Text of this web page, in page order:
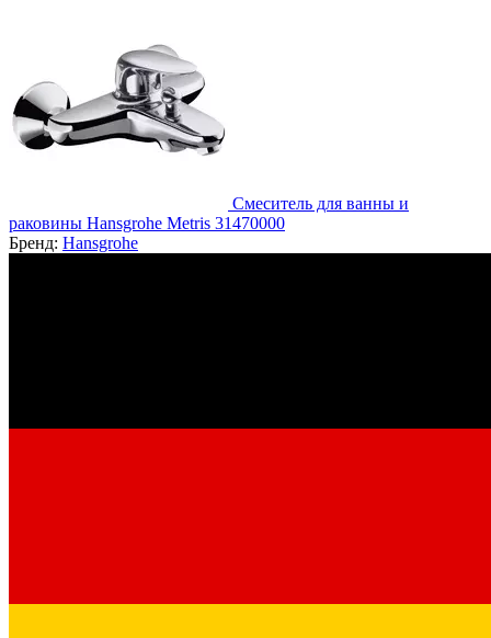
Смеситель для ванны и
раковины Hansgrohe Metris 31470000
Бренд: Hansgrohe